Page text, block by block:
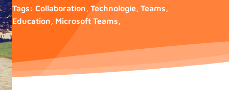
Tags: Collaboration, Technologie, Teams,
Education, Microsoft Teams,